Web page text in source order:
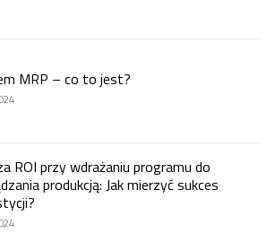
MRP – co to jest?
ROI przy wdrażaniu programu do
produkcją: Jak mierzyć sukces